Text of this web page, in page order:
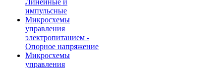
Линейные и
импульсные
Микросхемы
управления
электропитанием -
Опорное напряжение
Микросхемы
управления